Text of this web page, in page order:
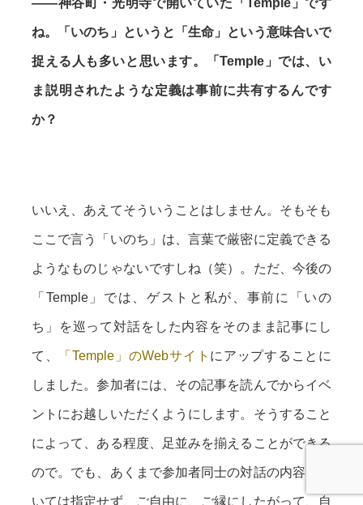
ね。「いのち」というと「生命」という意味合いで
捉える人も多いと思います。「Temple」では、い
ま説明されたような定義は事前に共有するんです
か？
いいえ、あえてそういうことはしません。そもそも
ここで言う「いのち」は、言葉で厳密に定義できる
ようなものじゃないですしね（笑）。ただ、今後の
「Temple」では、ゲストと私が、事前に「いの
ち」を巡って対話をした内容をそのまま記事にし
て、 「Temple」のWebサイト にアップすることに
しました。参加者には、その記事を読んでからイベ
ントにお越しいただくようにします。そうすること
によって、ある程度、足並みを揃えることができる
ので。でも、あくまで参加者同士の対話の内容につ
いては指定せず、ご自由に、ご縁にしたがって、自